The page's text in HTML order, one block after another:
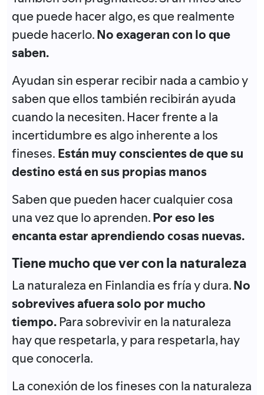
que puede hacer algo, es que realmente
puede hacerlo.No exageran con lo que
saben.
Ayudan sin esperar recibir nada a cambio y
saben que ellos también recibirán ayuda
cuando la necesiten. Hacer frente a la
incertidumbre es algo inherente a los
fineses. Están muy conscientes de que su
destino está en sus propias manos
Saben que pueden hacer cualquier cosa
una vez que lo aprenden.Por eso les
encanta estar aprendiendo cosas nuevas.
Tiene mucho que ver con la naturaleza
La naturaleza en Finlandia es fría y dura.No
sobrevives afuera solo por mucho
tiempo. Para sobrevivir en la naturaleza
hay que respetarla, y para respetarla, hay
que conocerla.
La conexión de los fineses con la naturaleza